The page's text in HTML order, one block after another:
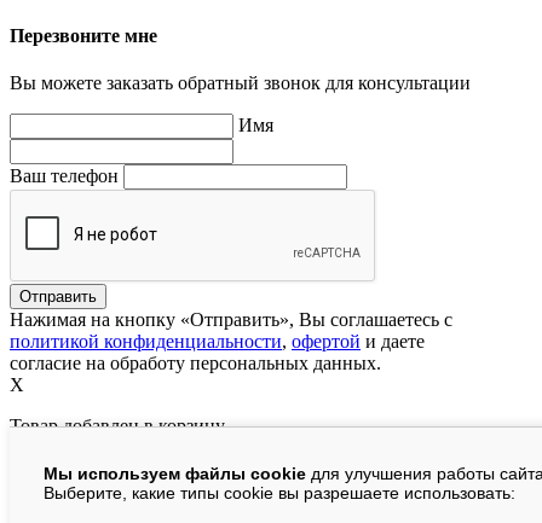
Мы используем файлы cookie для улучшения работы
Выберите, какие типы cookie вы разрешаете использовать:
Перезвоните мне
Вы можете заказать обратный звонок для консультации
Имя
Ваш телефон
Нажимая на кнопку «Отправить», Вы соглашаетесь с
политикой конфиденциальности, офертой и даете
согласие на обработу персональных данных.
X
Товар добавлен в корзину